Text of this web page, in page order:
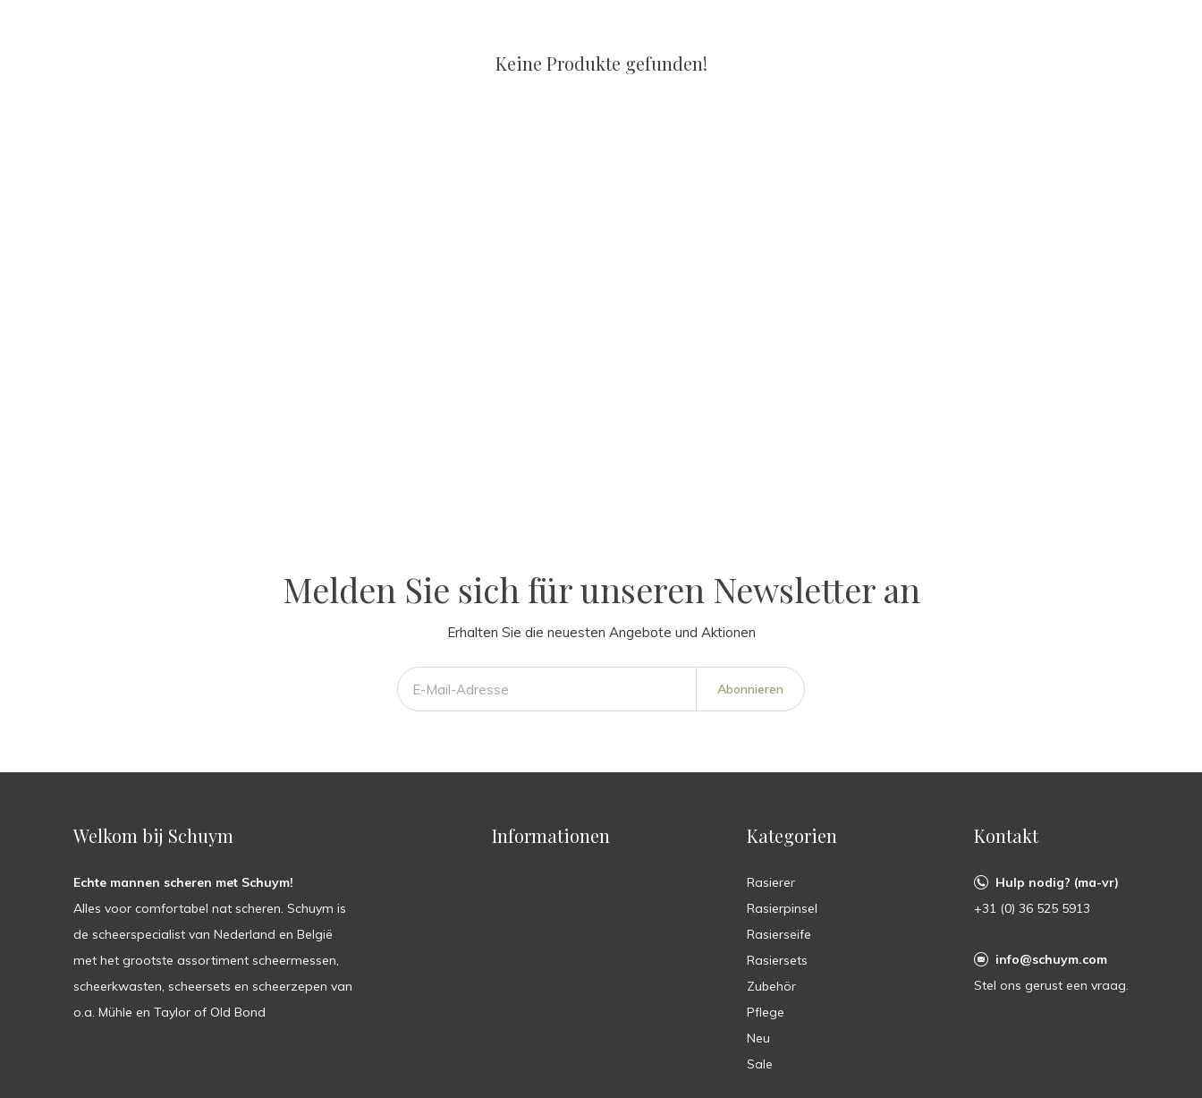
Keine Produkte gefunden!
Melden Sie sich für unseren Newsletter an
Erhalten Sie die neuesten Angebote und Aktionen
Abonnieren
Welkom bij Schuym
Echte mannen scheren met Schuym!
Alles voor comfortabel nat scheren. Schuym is
de scheerspecialist van Nederland en België
met het grootste assortiment scheermessen,
scheerkwasten, scheersets en scheerzepen van
o.a. Mühle en Taylor of Old Bond
Informationen Kategorien
Rasierer
Rasierpinsel
Rasierseife
Rasiersets
Zubehör
Pflege
Neu
Sale
Kontakt
Hulp nodig? (ma-vr)
+31 (0) 36 525 5913
info@schuym.com
Stel ons gerust een vraag.